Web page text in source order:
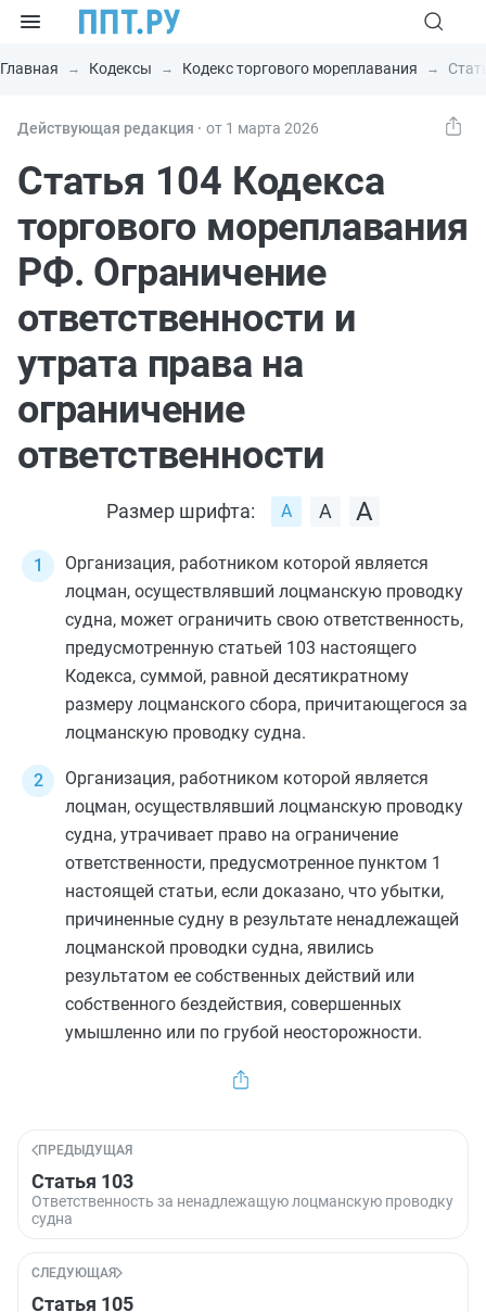
Главная Кодексы Кодекс торгового мореплавания
Действующая редакция ⸱ от 1 марта 2026
Статья 104 Кодекса
торгового мореплавания
РФ. Ограничение
ответственности и
утрата права на
ограничение
ответственности
Размер шрифта:
Организация, работником которой является
лоцман, осуществлявший лоцманскую проводку
судна, может ограничить свою ответственность,
предусмотренную статьей 103 настоящего
Кодекса, суммой, равной десятикратному
размеру лоцманского сбора, причитающегося за
лоцманскую проводку судна.
Организация, работником которой является
лоцман, осуществлявший лоцманскую проводку
судна, утрачивает право на ограничение
ответственности, предусмотренное пунктом 1
настоящей статьи, если доказано, что убытки,
причиненные судну в результате ненадлежащей
лоцманской проводки судна, явились
результатом ее собственных действий или
собственного бездействия, совершенных
умышленно или по грубой неосторожности.
ПРЕДЫДУЩАЯ
Статья 103
Ответственность за ненадлежащую лоцманскую проводку
судна
СЛЕДУЮЩАЯ
Статья 105